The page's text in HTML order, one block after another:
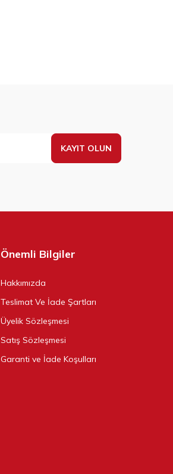
KAYIT OLUN
Önemli Bilgiler
Hakkımızda
Teslimat Ve İade Şartları
Üyelik Sözleşmesi
Satış Sözleşmesi
Garanti ve İade Koşulları